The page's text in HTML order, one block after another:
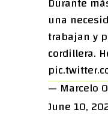
una
trabajan y
cordillera.
— Marcelo
June 10,